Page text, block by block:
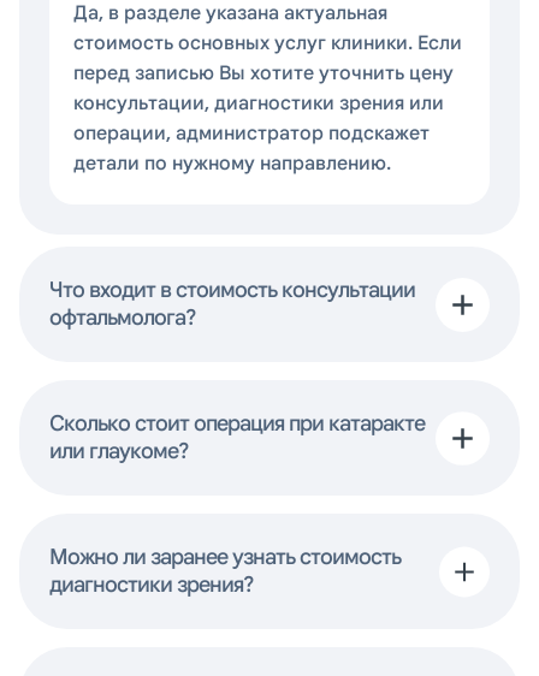
с имплантацией мягкой
гидрофобной сферической ИОЛ
Alcon Acrysof / SENSAR Johnson &
Johnson; хирург Аручиди И.Н.;
дополнительный тариф: 370 000 тг
320 000 тг
Катаракта
асферической ИОЛ Alcon Clareon /
520 000 тг
Да, в разделе указана актуальная
стоимость основных услуг клиники. Если
перед записью Вы хотите уточнить цену
консультации, диагностики зрения или
операции, администратор подскажет
детали по нужному направлению.
Что входит в стоимость консультации
офтальмолога?
Сколько стоит операция при катаракте
или глаукоме?
Можно ли заранее узнать стоимость
диагностики зрения?